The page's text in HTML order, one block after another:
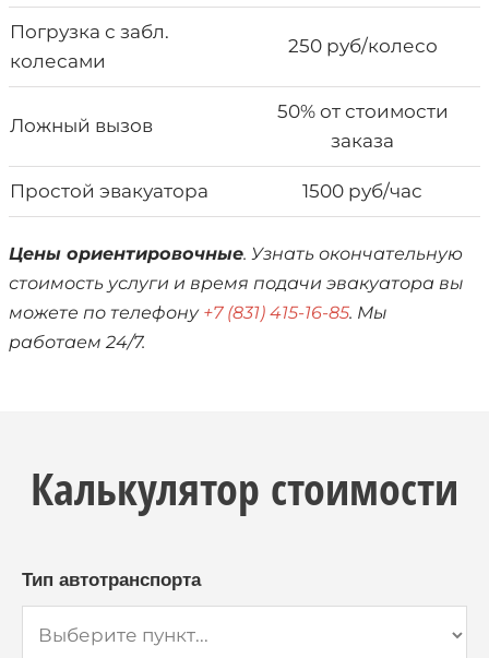
Погрузка с забл.
колесами
250 руб/колесо
Ложный вызов
50% от стоимости
заказа
Простой эвакуатора 1500 руб/час
Цены ориентировочные. Узнать окончательную
стоимость услуги и время подачи эвакуатора вы
можете по телефону +7 (831) 415-16-85. Мы
работаем 24/7.
Калькулятор стоимости
Тип автотранспорта